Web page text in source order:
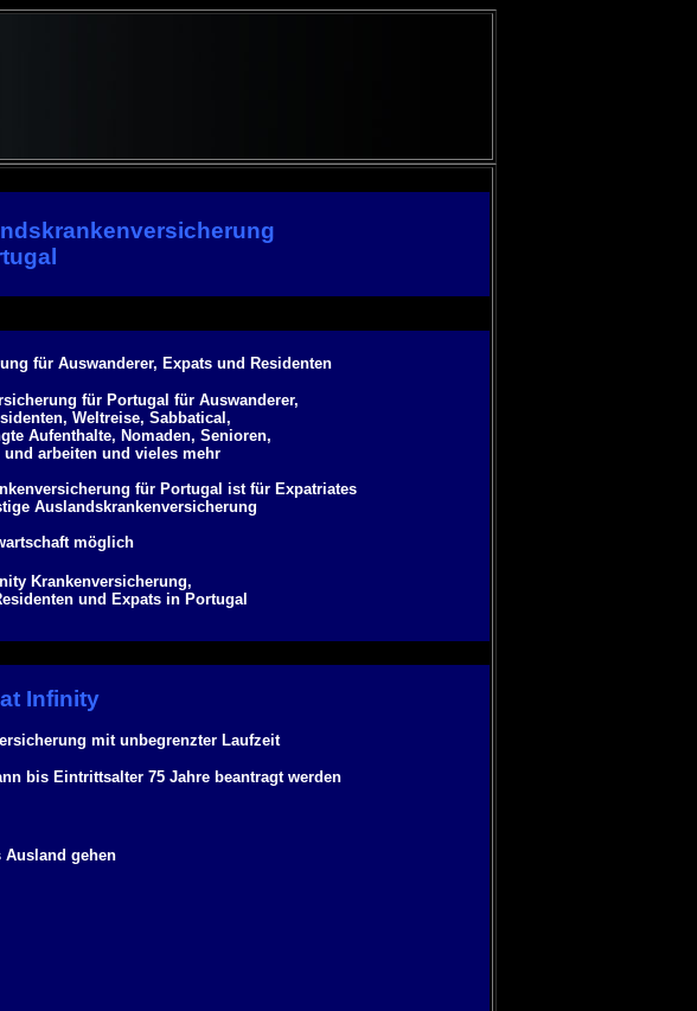
für Auswanderer, Expats und Residenten
für Portugal für Auswanderer,
Weltreise, Sabbatical,
Aufenthalte, Nomaden, Senioren,
arbeiten und vieles mehr
für Portugal ist für Expatriates
Auslandskrankenversicherung
möglich
Krankenversicherung,
und Expats in Portugal
Infinity
mit unbegrenzter Laufzeit
bis Eintrittsalter 75 Jahre beantragt werden
Ausland gehen